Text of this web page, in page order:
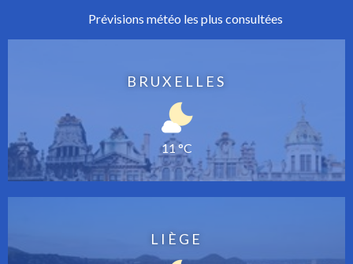
Prévisions météo les plus consultées
BRUXELLES
11 °C
LIÈGE